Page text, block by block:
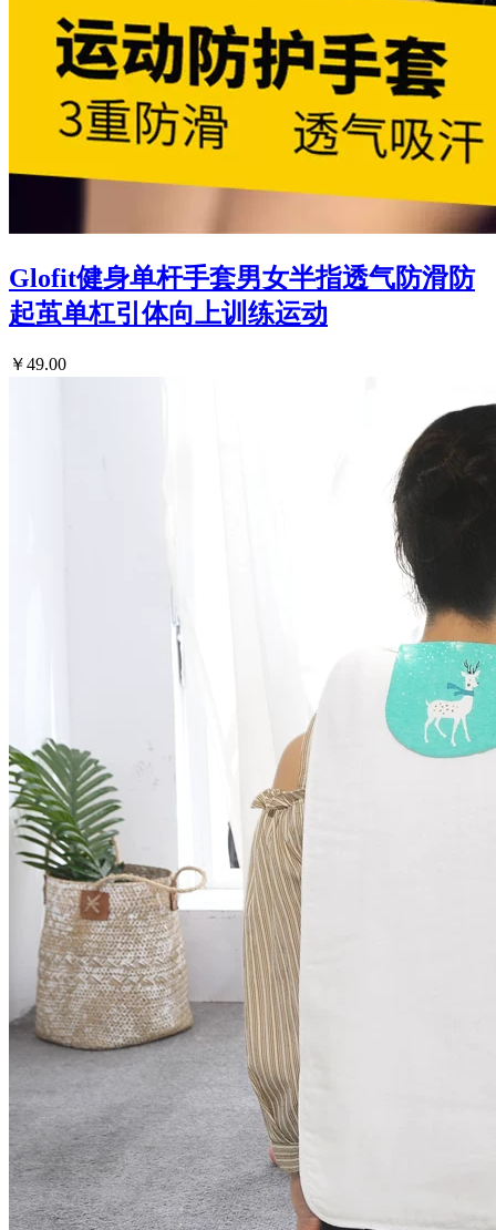
Glofit健身单杆手套男女半指透气防滑防
起茧单杠引体向上训练运动
￥49.00